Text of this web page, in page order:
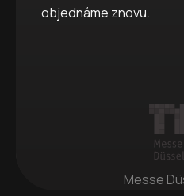
Messe
objednáme znovu.